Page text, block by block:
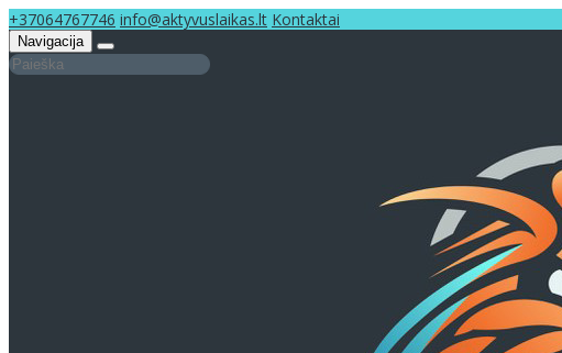
+37064767746 info@aktyvuslaikas.lt Kontaktai
Navigacija